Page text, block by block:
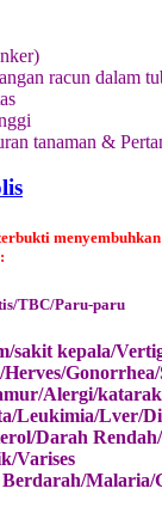
racun dalam
tanaman &
TBC/Paru-paru
sakit kepala/
Alergi/
Leukimia/Lver/
Darah
Varises
Malaria/